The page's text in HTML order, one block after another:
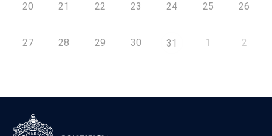
20 21 22 23 24 25 26
27 28 29 30 31 1 2